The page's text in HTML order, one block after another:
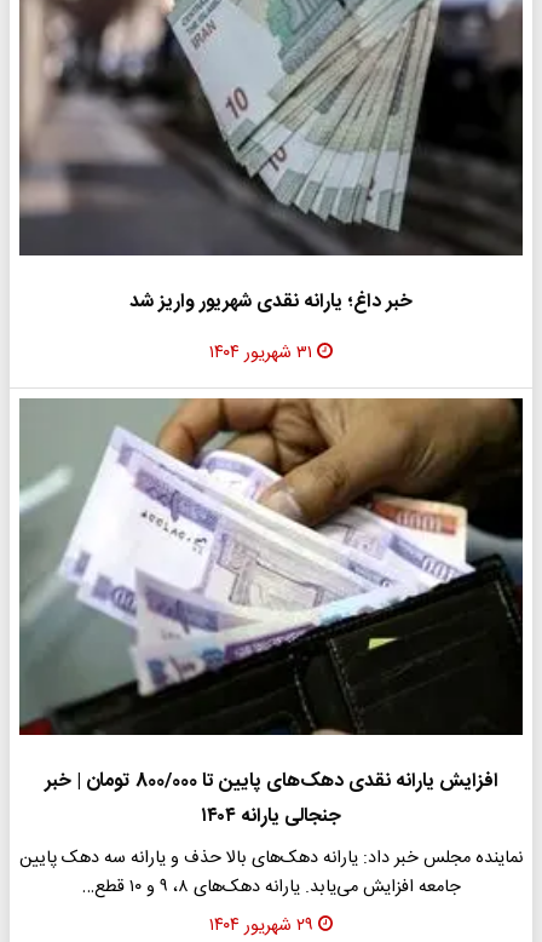
خبر داغ؛ یارانه نقدی شهریور واریز شد
۳۱ شهریور ۱۴۰۴
افزایش یارانه نقدی دهک‌های پایین تا 800/000 تومان | خبر
جنجالی یارانه ۱۴۰۴
نماینده مجلس خبر داد: یارانه دهک‌های بالا حذف و یارانه سه دهک پایین
جامعه افزایش می‌یابد. یارانه دهک‌های ۸، ۹ و ۱۰ قطع…
۲۹ شهریور ۱۴۰۴